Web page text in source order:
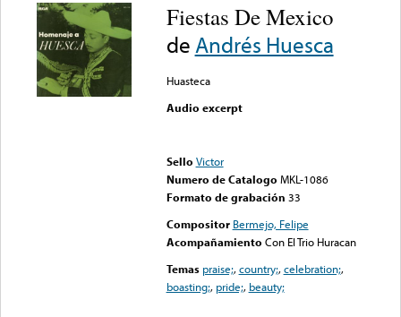
Fiestas De Mexico
de Andrés Huesca
Huasteca
Audio excerpt
Sello Victor
Numero de Catalogo MKL-1086
Formato de grabación 33
Compositor Bermejo, Felipe
Acompañamiento Con El Trio Huracan
Temas praise;,country;,celebration;,
boasting;, pride;, beauty;